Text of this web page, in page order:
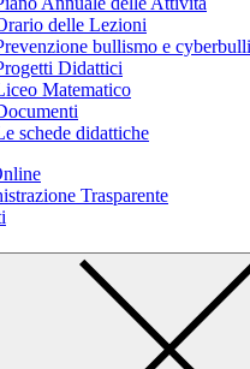
delle Lezioni
bullismo e
Didattici
Matematico
schede didattiche
Trasparente